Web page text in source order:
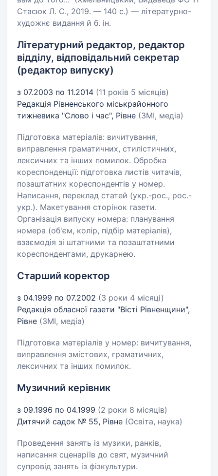
Стасюк Л. С., 2019. — 140 с.) — літературно-
художнє видання й б. ін.
Літературний редактор, редактор
відділу, відповідальний секретар
(редактор випуску)
з 07.2003 по 11.2014 (11 років 5 місяців)
Редакція Рівненського міськрайонного
тижневика "Слово і час", Рівне (ЗМІ, медіа)
Підготовка матеріалів: вичитування,
виправлення граматичних, стилістичних,
лексичних та інших помилок. Обробка
кореспонденції: підготовка листів читачів,
позаштатних кореспондентів у номер.
Написання, переклад статей (укр.-рос., рос.-
укр.). Макетування сторінок газети.
Організація випуску номера: планування
номера (об'єм, колір, підбір матеріалів),
взаємодія зі штатними та позаштатними
кореспондентами, друкарнею.
Старший коректор
з 04.1999 по 07.2002 (3 роки 4 місяці)
Редакція обласної газети "Вісті Рівненщини",
Рівне (ЗМІ, медіа)
Підготовка матеріалів у номер: вичитування,
виправлення змістових, граматичних,
лексичних та інших помилок.
Музичний керівник
з 09.1996 по 04.1999 (2 роки 8 місяців)
Дитячий садок № 55, Рівне (Освіта, наука)
Проведення занять із музики, ранків,
написання сценаріїв до свят, музичний
супровід занять із фізкультури.